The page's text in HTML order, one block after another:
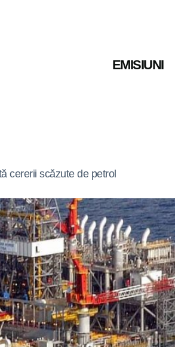
EMISIUNI
cererii scăzute de petrol